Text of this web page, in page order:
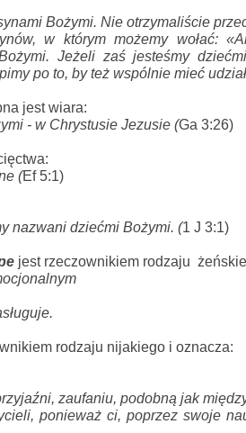
Bożymi. Nie otrzymaliście
w którym możemy wołać:
Jeżeli zaś jesteśmy
po to, by też wspólnie mieć
jest wiara:
- w Chrystusie Jezusie (Ga 3:26)
(Ef 5:1)
nazwani dziećmi Bożymi. (1 J 3:1)
jest rzeczownikiem rodzaju
rodzaju nijakiego i oznacza:
zaufaniu, podobną jak
ponieważ ci, poprzez swoje